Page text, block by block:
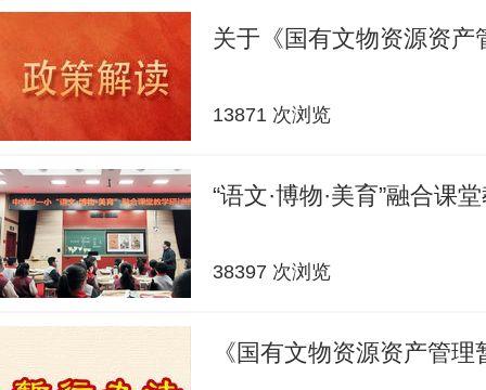
关于《国有文物资源资
13871 次浏览
“语文·博物·美育”融合课
38397 次浏览
《国有文物资源资产管